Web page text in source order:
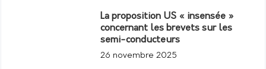
La proposition US « insensée »
concernant les brevets sur les
semi-conducteurs
26 novembre 2025